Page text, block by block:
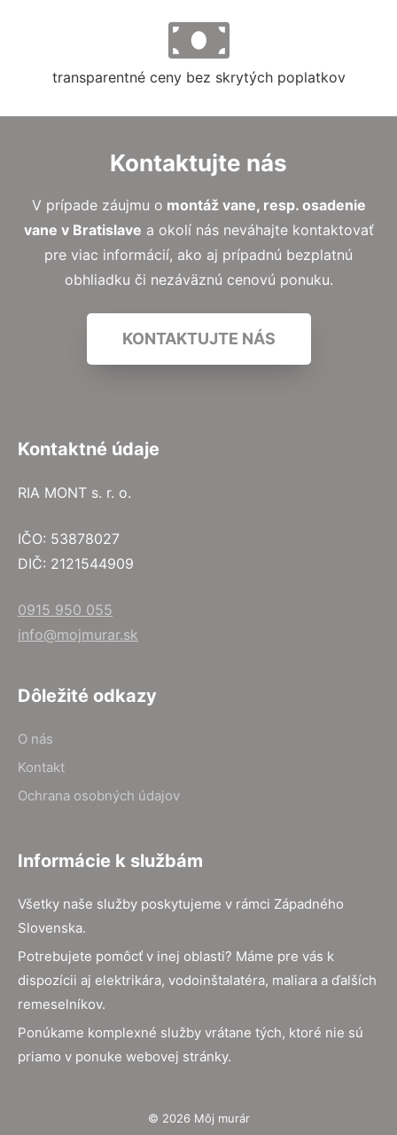
transparentné ceny bez skrytých poplatkov
Kontaktujte nás
V prípade záujmu o montáž vane, resp. osadenie
vane v Bratislave a okolí nás neváhajte kontaktovať
pre viac informácií, ako aj prípadnú bezplatnú
obhliadku či nezáväznú cenovú ponuku.
KONTAKTUJTE NÁS
Kontaktné údaje
RIA MONT s. r. o.
IČO: 53878027
DIČ: 2121544909
0915 950 055
info@mojmurar.sk
Dôležité odkazy
O nás
Kontakt
Ochrana osobných údajov
Informácie k službám
Všetky naše služby poskytujeme v rámci Západného
Slovenska.
Potrebujete pomôcť v inej oblasti? Máme pre vás k
dispozícii aj elektrikára, vodoinštalatéra, maliara a ďalších
remeselníkov.
Ponúkame komplexné služby vrátane tých, ktoré nie sú
priamo v ponuke webovej stránky.
© 2026 Môj murár